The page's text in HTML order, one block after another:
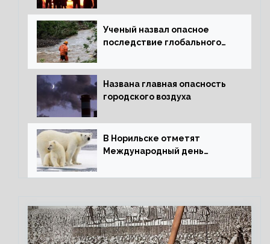
Ученый назвал опасное
последствие глобального
Названа главная опасность
городского воздуха
В Норильске отметят
Международный день